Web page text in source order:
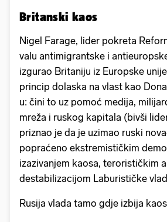
Britanski kaos
Nigel Farage, lider pokreta
valu antimigrantske i
izgurao Britaniju iz Europske
princip dolaska na vlast kao
u: čini to uz pomoć medija,
mreža i ruskog kapitala (bivši
priznao je da je uzimao ruski
popraćeno ekstremističkim
izazivanjem kaosa, terorističkim
destabilizacijom Laburističke
Rusija vlada tamo gdje izbija